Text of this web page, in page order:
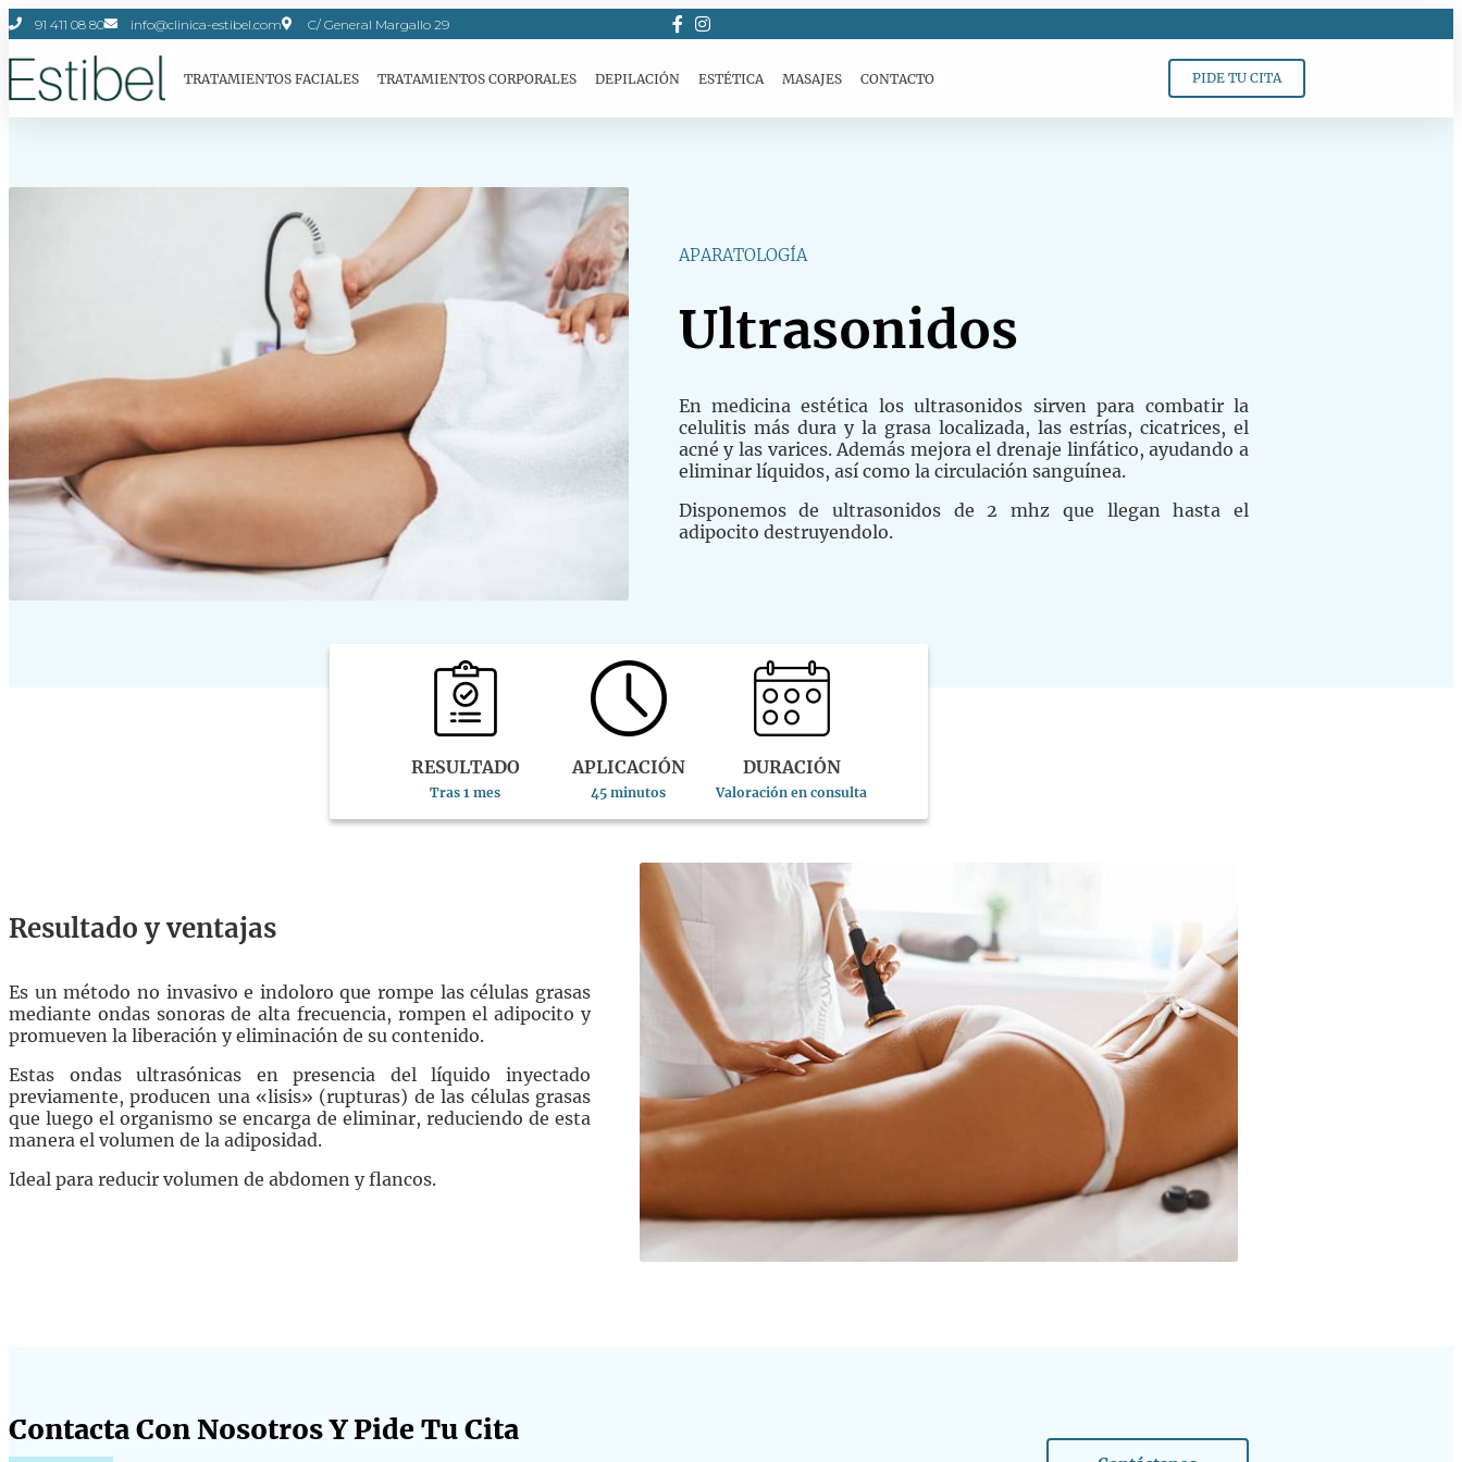
91 411 08 80 info@clinica-estibel.com C/ General Margallo 29
TRATAMIENTOS FACIALES TRATAMIENTOS CORPORALES DEPILACIÓN ESTÉTICA MASAJES CONTACTO PIDE TU CITA
APARATOLOGÍA
Ultrasonidos
En medicina estética los ultrasonidos sirven para combatir la
celulitis más dura y la grasa localizada, las estrías, cicatrices, el
acné y las varices. Además mejora el drenaje linfático, ayudando a
eliminar líquidos, así como la circulación sanguínea.
Disponemos de ultrasonidos de 2 mhz que llegan hasta el
adipocito destruyendolo.
RESULTADO
Tras 1 mes
APLICACIÓN
45 minutos
DURACIÓN
Valoración en consulta
Resultado y ventajas
Es un método no invasivo e indoloro que rompe las células grasas
mediante ondas sonoras de alta frecuencia, rompen el adipocito y
promueven la liberación y eliminación de su contenido.
Estas ondas ultrasónicas en presencia del líquido inyectado
previamente, producen una «lisis» (rupturas) de las células grasas
que luego el organismo se encarga de eliminar, reduciendo de esta
manera el volumen de la adiposidad.
Ideal para reducir volumen de abdomen y flancos.
Contacta Con Nosotros Y Pide Tu Cita​